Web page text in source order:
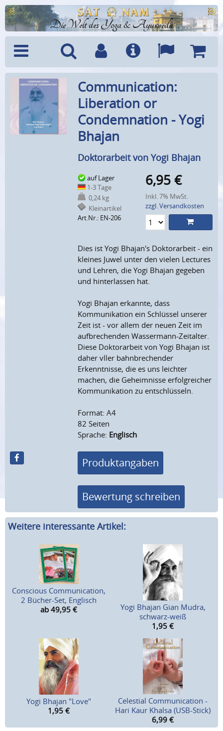
Die Welt des Yoga & Ayurveda
Menü SucheBenutzerkonto
Info Sprachen
Communication:
Liberation or
Condemnation - Yogi
Bhajan
Doktorarbeit von Yogi Bhajan
auf Lager
1-3 Tage
0,24 kg
Kleinartikel
Art.Nr.: EN-206
6,95 €
Inkl. 7% MwSt.
zzgl. Versandkosten
Dies ist Yogi Bhajan's Doktorarbeit - ein
kleines Juwel unter den vielen Lectures
und Lehren, die Yogi Bhajan gegeben
und hinterlassen hat.
Yogi Bhajan erkannte, dass
Kommunikation ein Schlüssel unserer
Zeit ist - vor allem der neuen Zeit im
aufbrechenden Wassermann-Zeitalter.
Diese Doktorarbeit von Yogi Bhajan ist
daher vller bahnbrechender
Erkenntnisse, die es uns leichter
machen, die Geheimnisse erfolgreicher
Kommunikation zu entschlüsseln.
Format: A4
82 Seiten
Sprache: Englisch
Produktangaben
Bewertung schreiben
Weitere interessante Artikel:
Conscious Communication,
2 Bücher-Set, Englisch
ab 49,95 €
Yogi Bhajan Gian Mudra,
schwarz-weiß
1,95 €
Yogi Bhajan "Love"
1,95 €
Celestial Communication -
Hari Kaur Khalsa (USB-Stick)
6,99 €